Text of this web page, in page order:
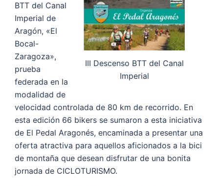
III Descenso BTT del Canal
Imperial
BTT del Canal
Imperial de
Aragón, «El
Bocal-
Zaragoza»,
prueba
federada en la
modalidad de
velocidad controlada de 80 km de recorrido. En
esta edición 66 bikers se sumaron a esta iniciativa
de El Pedal Aragonés, encaminada a presentar una
oferta atractiva para aquellos aficionados a la bici
de montaña que desean disfrutar de una bonita
jornada de CICLOTURISMO.